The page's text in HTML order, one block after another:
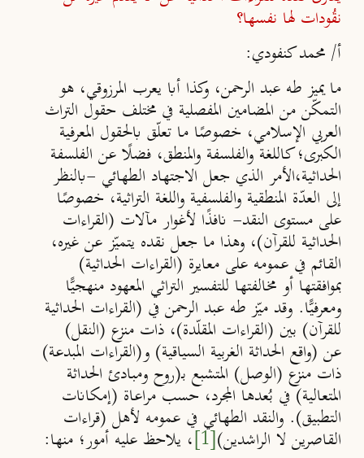
نقُودات لها نفسها؟
أ/ محمد كنفودي:
ما يميز طه عبد الرحمن، وكذا أبا يعرب المرزوقي، هو
التمكّن من المضامين المفصلية في مختلف حقول التراث
العربي الإسلامي، خصوصًا ما تعلّق بالحقول المعرفية
الكبرى؛ كاللغة والفلسفة والمنطق، فضلًا عن الفلسفة
الحداثية،الأمر الذي جعل الاجتهاد الطهائي -بالنظر
إلى العدّة المنطقية والفلسفية واللغة التراثية، خصوصًا
على مستوى النقد- نافذًا لأغوار مآلات (القراءات
الحداثية للقرآن)، وهذا ما جعل نقده يتميّز عن غيره،
القائم في عمومه على معايرة (القراءات الحداثية)
بموافقتها أو مخالفتها للتفسير التراثي المعهود منهجيًّا
ومعرفيًّا. وقد ميّز طه عبد الرحمن في (القراءات الحداثية
للقرآن) بين (القراءات المقلّدة)، ذات منزع (النقل)
عن (واقع الحداثة الغربية السياقية) و(القراءات المبدعة)
ذات منزع (الوصل) المتشبع بـ(روح ومبادئ الحداثة
المتعالية) في بُعدها المجرد، حسب مراعاة (إمكانات
التطبيق). والنقد الطهائي في عمومه لأهل (قراءات
القاصرين لا الراشدين)[1] ، يلاحظ عليه أمور؛ منها: